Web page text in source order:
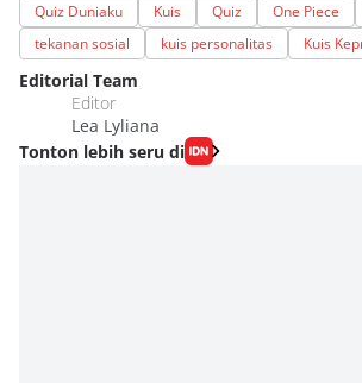
Quiz Duniaku Kuis Quiz One Piece
tekanan sosial
kuis personalitas Kuis
Editorial Team
Editor
Lea Lyliana
Tonton lebih seru di